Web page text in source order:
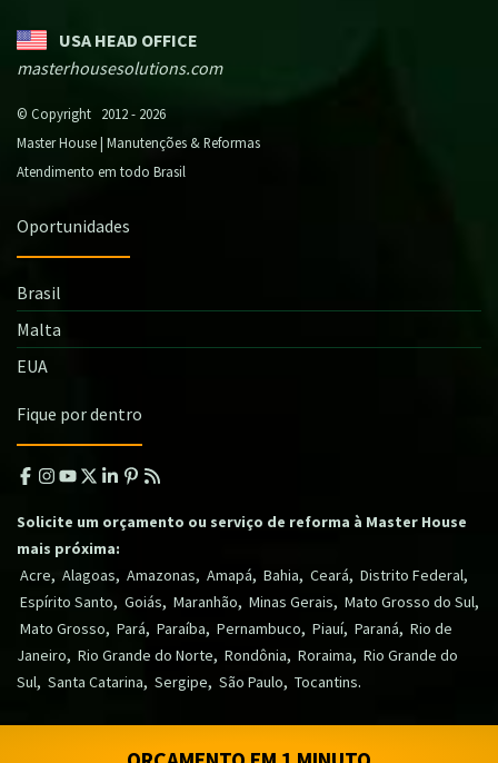
USA HEAD OFFICE
masterhousesolutions.com
© Copyright 2012 - 2026
Master House | Manutenções & Reformas
Atendimento em todo Brasil
Oportunidades
Brasil
Malta
EUA
Fique por dentro
Solicite um orçamento ou serviço de reforma à Master House
mais próxima:
Acre, Alagoas, Amazonas, Amapá, Bahia, Ceará, Distrito Federal,
Espírito Santo, Goiás, Maranhão, Minas Gerais, Mato Grosso do Sul,
Mato Grosso, Pará, Paraíba, Pernambuco, Piauí, Paraná, Rio de
Janeiro, Rio Grande do Norte, Rondônia, Roraima, Rio Grande do
Sul, Santa Catarina, Sergipe, São Paulo, Tocantins.